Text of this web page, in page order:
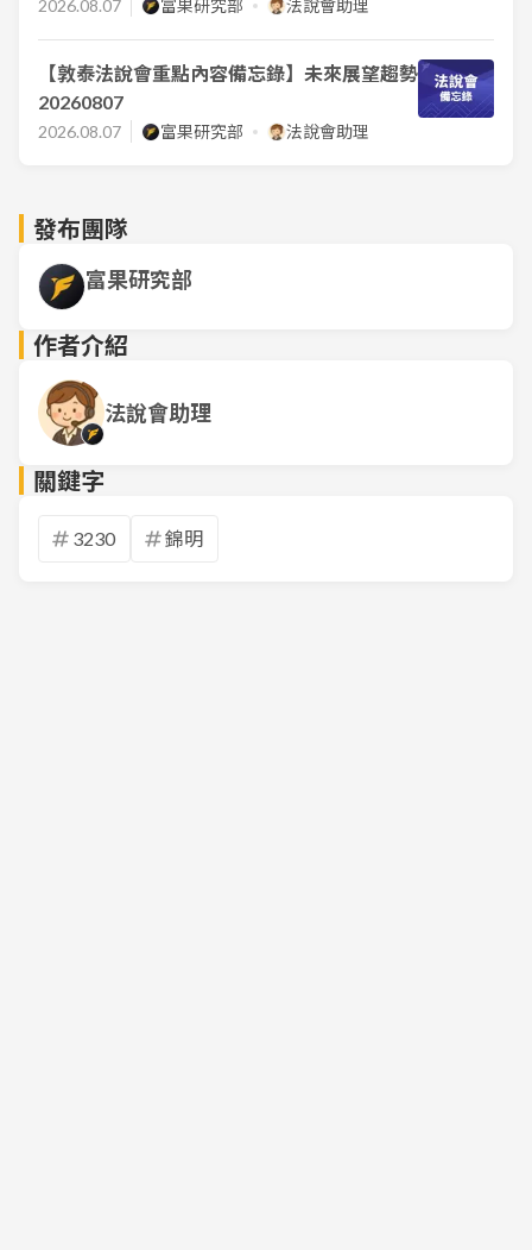
2026.08.07 富果研究部 法說會助理
【敦泰法說會重點內容備忘錄】未來展望趨勢
20260807
2026.08.07 富果研究部 法說會助理
發布團隊
富果研究部
作者介紹
法說會助理
關鍵字
3230 錦明